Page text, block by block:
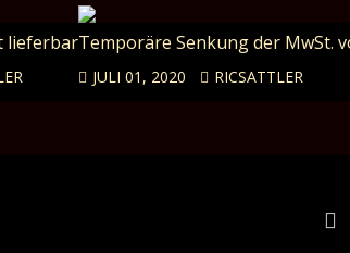
lieferbarTemporäre Senkung der MwSt.
JULI 01, 2020 RICSATTLER